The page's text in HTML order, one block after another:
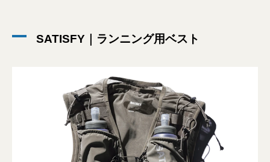
SATISFY｜ランニング用ベスト